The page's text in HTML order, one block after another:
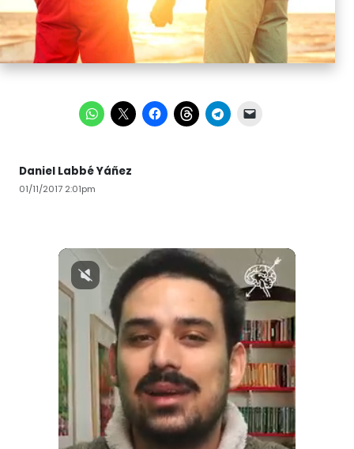
Daniel Labbé Yáñez
01/11/2017 2:01pm